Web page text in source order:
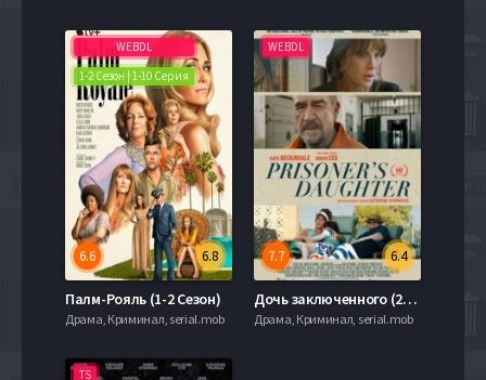
WEBDL
1-2 Сезон | 1-10 Серия
6.8
6.6
Палм-Рояль (1-2 Сезон)
Драма, Криминал, serial.mob
WEBDL
6.4
7.7
Дочь заключенного (2022)
Драма, Криминал, serial.mob
TS